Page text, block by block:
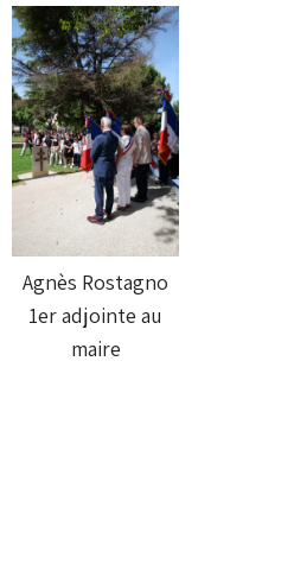
Agnès Rostagno
1er adjointe au
maire